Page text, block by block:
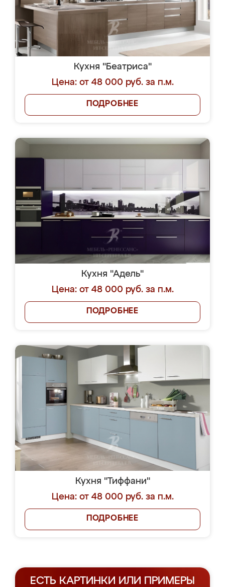
Кухня "Беатриса"
Цена: от 48 000 руб. за п.м.
ПОДРОБНЕЕ
Кухня "Адель"
Цена: от 48 000 руб. за п.м.
ПОДРОБНЕЕ
Кухня "Тиффани"
Цена: от 48 000 руб. за п.м.
ПОДРОБНЕЕ
ЕСТЬ КАРТИНКИ ИЛИ ПРИМЕРЫ